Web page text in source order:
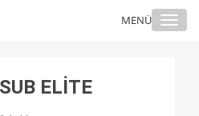
MENÜ
ELİTE